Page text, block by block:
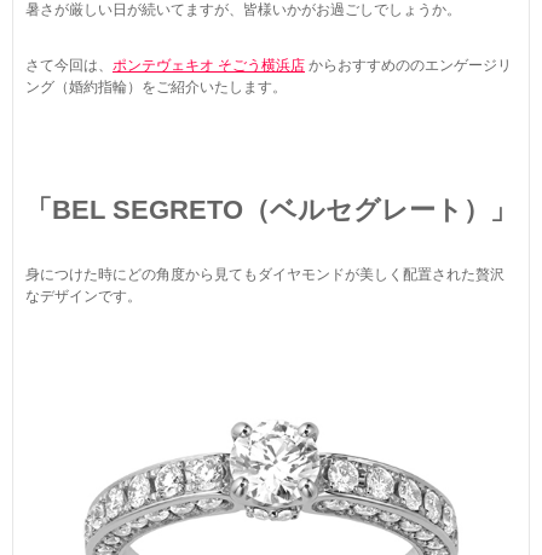
暑さが厳しい日が続いてますが、皆様いかがお過ごしでしょうか。
さて今回は、 ポンテヴェキオ そごう横浜店 からおすすめののエンゲージリ
ング（婚約指輪）をご紹介いたします。
「BEL SEGRETO（ベルセグレート）」
身につけた時にどの角度から見てもダイヤモンドが美しく配置された贅沢
なデザインです。